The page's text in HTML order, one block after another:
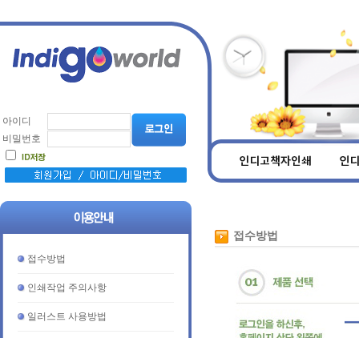
아이디
비밀번호
접수방법
인쇄작업 주의사항
일러스트 사용방법
접수방법